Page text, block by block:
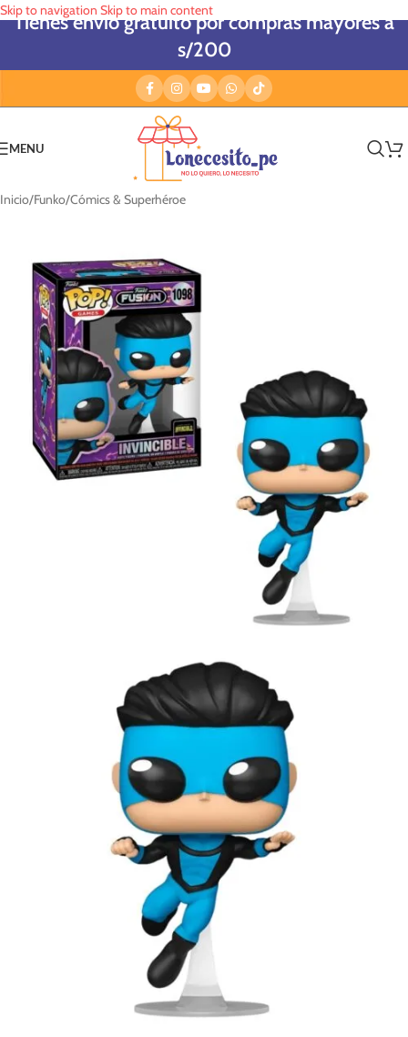
Skip to navigation Skip to main content
Tienes envío gratuito por compras mayores a
s/200
MENU
Inicio/Funko/Cómics & Superhéroe